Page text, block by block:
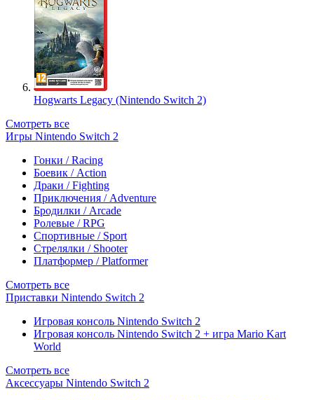
Hogwarts Legacy (Nintendo Switch 2)
Смотреть все
Игры Nintendo Switch 2
Гонки / Racing
Боевик / Action
Драки / Fighting
Приключения / Adventure
Бродилки / Arcade
Ролевые / RPG
Спортивные / Sport
Стрелялки / Shooter
Платформер / Platformer
Смотреть все
Приставки Nintendo Switch 2
Игровая консоль Nintendo Switch 2
Игровая консоль Nintendo Switch 2 + игра Mario Kart
World
Смотреть все
Аксессуары Nintendo Switch 2